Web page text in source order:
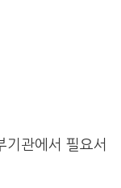
관에서 필요서